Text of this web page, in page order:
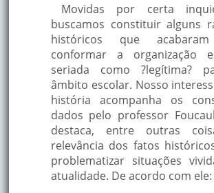
Movidas por certa
buscamos constituir alguns
históricos que
conformar a organização
seriada como ?legítima?
âmbito escolar. Nosso
história acompanha os
dados pelo professor
destaca, entre outras
relevância dos fatos
problematizar situações
atualidade. De acordo com ele: